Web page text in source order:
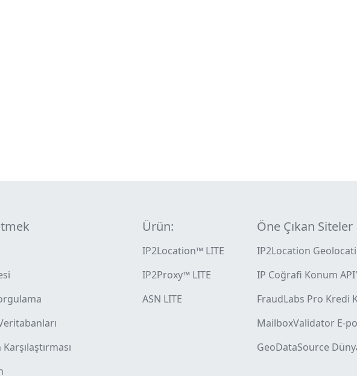
Ürün:
IP2Location™ LITE
IP2Proxy™ LITE
ASN LITE
Öne Çıkan Siteler
IP2Location
IP Coğrafi Konum
FraudLabs Pro Kredi
MailboxValidator E-
GeoDataSource